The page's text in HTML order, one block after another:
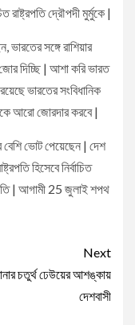
রাষ্ট্রপতি দ্রৌপদী মুর্মুকে |
সঙ্গে রাশিয়ার
দিচ্ছি | আশা করি ভারত
ভারতের সংবিধানিক
আরো জোরদার করবে |
বেশি ভোট পেয়েছেন | দেশ
হিসেবে নির্বাচিত
| আগামী 25 জুলাই শপথ
Next
চতুর্থ ঢেউয়ের আশঙ্কায়
দেশবাসী